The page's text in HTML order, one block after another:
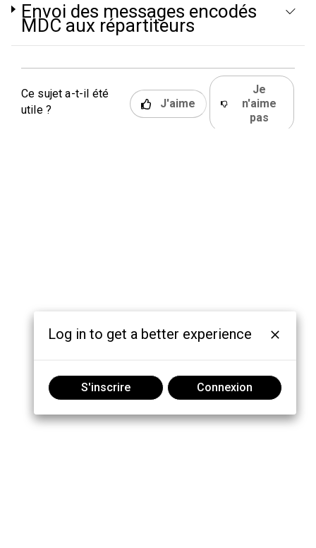
Envoi des messages encodés
MDC aux répartiteurs
Ce sujet a-t-il été
utile ?
J'aime
Je
n'aime
pas
Log in to get a better experience
S'inscrire Connexion